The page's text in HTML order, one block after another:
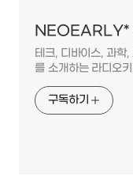
NEOEARLY*
테크, 디바이스, 과학
를 소개하는 라디오
구독하기